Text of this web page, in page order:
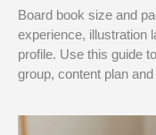
Board book size and
experience, illustration
profile. Use this guide
group, content plan and